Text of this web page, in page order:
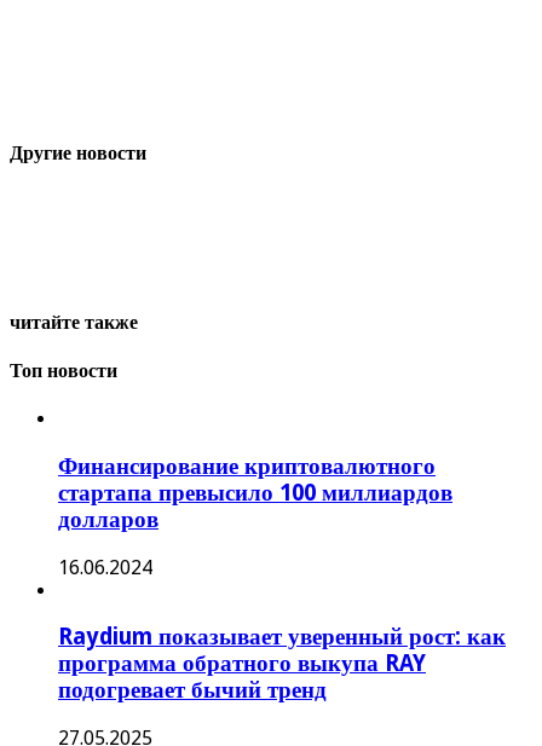
Другие новости
читайте также
Топ новости
Финансирование криптовалютного
стартапа превысило 100 миллиардов
долларов
16.06.2024
Raydium показывает уверенный рост: как
программа обратного выкупа RAY
подогревает бычий тренд
27.05.2025